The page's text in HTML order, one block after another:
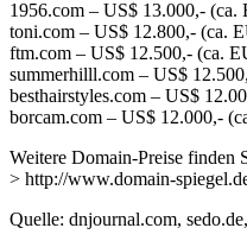
1956.com – US$ 13.000,- (ca.
toni.com – US$ 12.800,- (ca.
ftm.com – US$ 12.500,- (ca.
summerhilll.com – US$
besthairstyles.com – US$
borcam.com – US$ 12.000,-
Weitere Domain-Preise finden
> http://www.domain-
Quelle: dnjournal.com,